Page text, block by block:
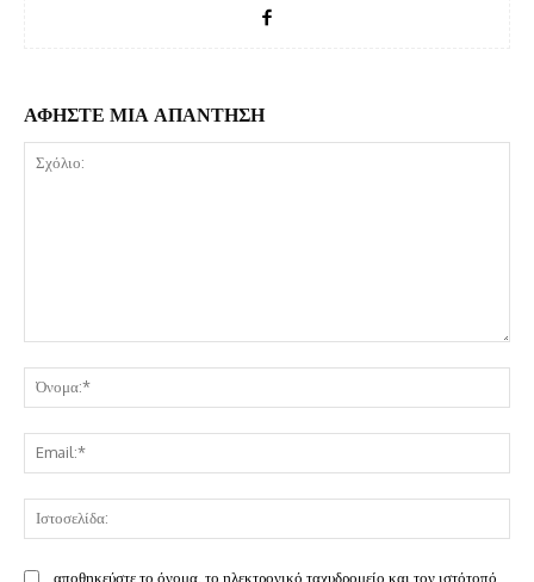
ΑΦΗΣΤΕ ΜΙΑ ΑΠΑΝΤΗΣΗ
αποθηκεύστε το όνομα, το ηλεκτρονικό ταχυδρομείο και τον ιστότοπό